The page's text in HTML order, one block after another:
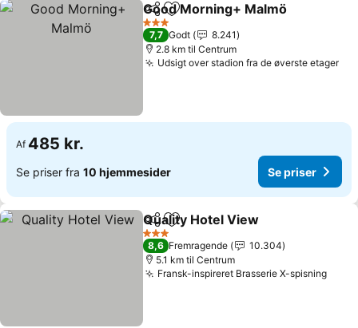
Del Føj til favoritter
Good Morning+ Malmö
3 Stjerner
7,7 Godt
8.241
2.8 km til Centrum
Udsigt over stadion fra de øverste etagerSe
Af 485 kr.
Se priser fra 10 hjemmesider Se priser
Del Føj til favoritter
Quality Hotel View
3 Stjerner
8,6 Fremragende
10.304
5.1 km til Centrum
Fransk-inspireret Brasserie X-spisningSe